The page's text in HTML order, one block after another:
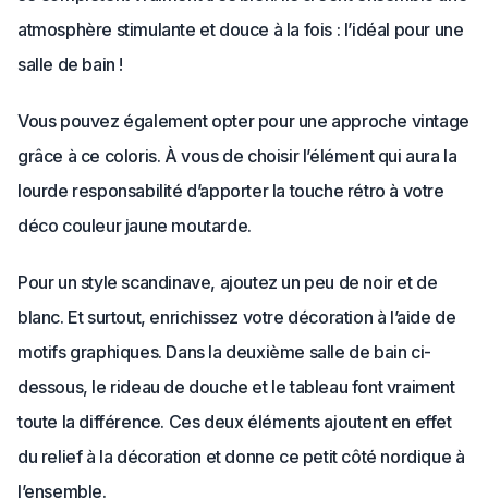
atmosphère stimulante et douce à la fois : l’idéal pour une
salle de bain !
Vous pouvez également opter pour une approche vintage
grâce à ce coloris. À vous de choisir l’élément qui aura la
lourde responsabilité d’apporter la touche rétro à votre
déco couleur jaune moutarde.
Pour un style scandinave, ajoutez un peu de noir et de
blanc. Et surtout, enrichissez votre décoration à l’aide de
motifs graphiques. Dans la deuxième salle de bain ci-
dessous, le rideau de douche et le tableau font vraiment
toute la différence. Ces deux éléments ajoutent en effet
du relief à la décoration et donne ce petit côté nordique à
l’ensemble.